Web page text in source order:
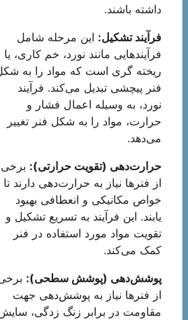
داشته باشند.
فرآیند تشکیل:این مرحله شامل
فرآیندهایی مانند نورد، خم کاری، یا
ریخته گری است که مواد را به شکل
فنر پیچشی تبدیل می‌کند. فرآیند
نورد، به وسیله اعمال فشار و
حرارت، مواد را به شکل فنر تغییر
می‌دهد.
حرارت‌دهی (تقویت حرارتی):برخی
از فنرها نیاز به حرارت‌دهی دارند تا
خواص مکانیکی و انعطافی بهبود
یابند. این فرآیند به تسریع تشکیل و
تقویت مواد مورد استفاده در فنر
کمک می‌کند.
پوشش‌دهی (پوشش سطحی):برخی
از فنرها نیاز به پوشش‌دهی جهت
مقاومت در برابر زنگ زدگی، سایش،